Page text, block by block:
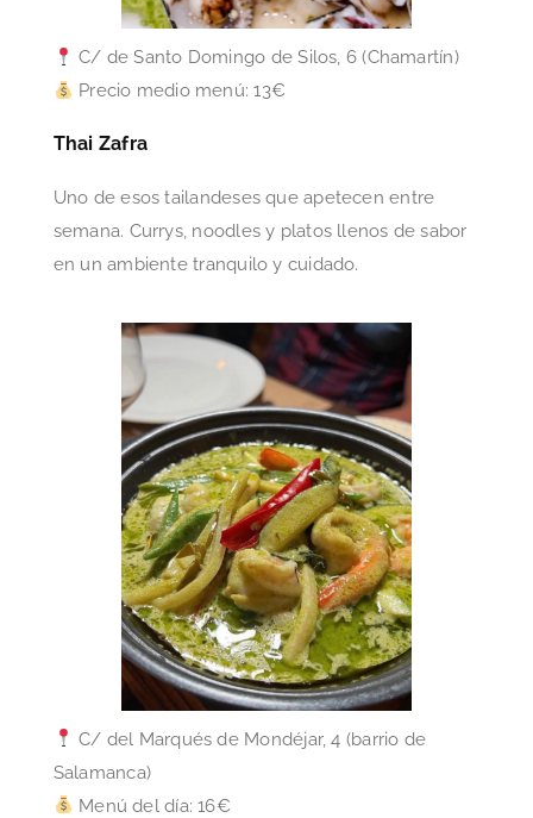
C/ de Santo Domingo de Silos, 6 (Chamartín)
Precio medio menú: 13€
Thai Zafra
Uno de esos tailandeses que apetecen entre
semana. Currys, noodles y platos llenos de sabor
en un ambiente tranquilo y cuidado.
C/ del Marqués de Mondéjar, 4 (barrio de
Salamanca)
Menú del día: 16€